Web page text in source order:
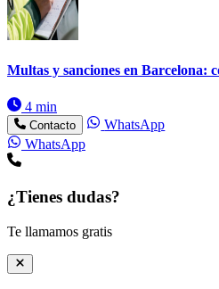
Multas y sanciones en Barcelona:
4 min
Contacto
WhatsApp
WhatsApp
¿Tienes dudas?
Te llamamos gratis